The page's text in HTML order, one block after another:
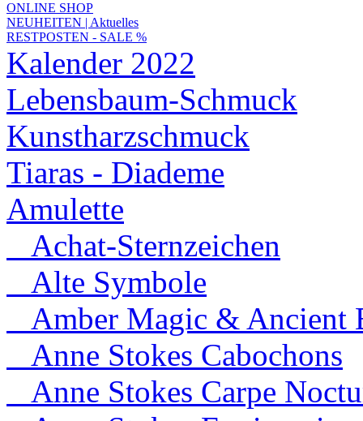
ONLINE SHOP
NEUHEITEN | Aktuelles
RESTPOSTEN - SALE %
Kalender 2022
Lebensbaum-Schmuck
Kunstharzschmuck
Tiaras - Diademe
Amulette
Achat-Sternzeichen
Alte Symbole
Amber Magic & Ancient
Anne Stokes Cabochons
Anne Stokes Carpe